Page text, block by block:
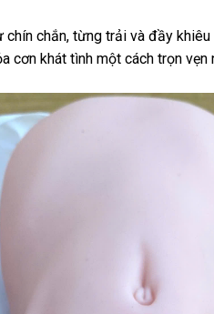
chắn, từng trải và đầy khiêu
cơn khát tình một cách trọn vẹn